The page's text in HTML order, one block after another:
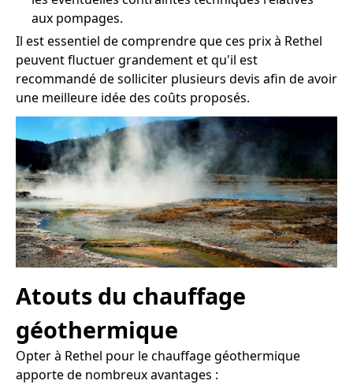
aux pompages.
Il est essentiel de comprendre que ces prix à Rethel
peuvent fluctuer grandement et qu'il est
recommandé de solliciter plusieurs devis afin de avoir
une meilleure idée des coûts proposés.
Atouts du chauffage
géothermique
Opter à Rethel pour le chauffage géothermique
apporte de nombreux avantages :